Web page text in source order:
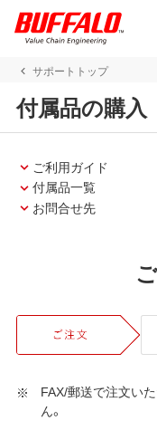
サポートトップ
付属品の購入
ご利用ガイド
付属品一覧
お問合せ先
FAX/郵送で注文い
ん。